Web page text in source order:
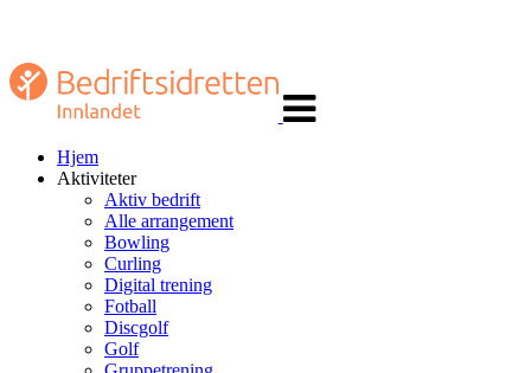
navigasjon
Hjem
Aktiviteter
Aktiv bedrift
Alle arrangement
Bowling
Curling
Digital trening
Fotball
Discgolf
Golf